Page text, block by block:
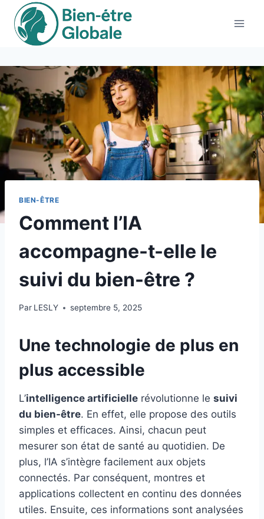
Aller
contenu
BIEN-ÊTRE
Comment l’IA
accompagne-t-elle le
suivi du bien-être ?
Par LESLY septembre 5, 2025
Une technologie de plus en
plus accessible
L’intelligence artificielle révolutionne le suivi
du bien-être. En effet, elle propose des outils
simples et efficaces. Ainsi, chacun peut
mesurer son état de santé au quotidien. De
plus, l’IA s’intègre facilement aux objets
connectés. Par conséquent, montres et
applications collectent en continu des données
utiles. Ensuite, ces informations sont analysées